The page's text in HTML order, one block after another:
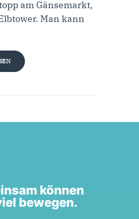
am Gänsemarkt,
Man kann
können
bewegen.